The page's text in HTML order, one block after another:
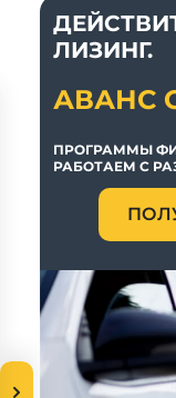
ЛИЗИНГ.
АВАНС
ПРОГРАММЫ
РАБОТАЕМ С